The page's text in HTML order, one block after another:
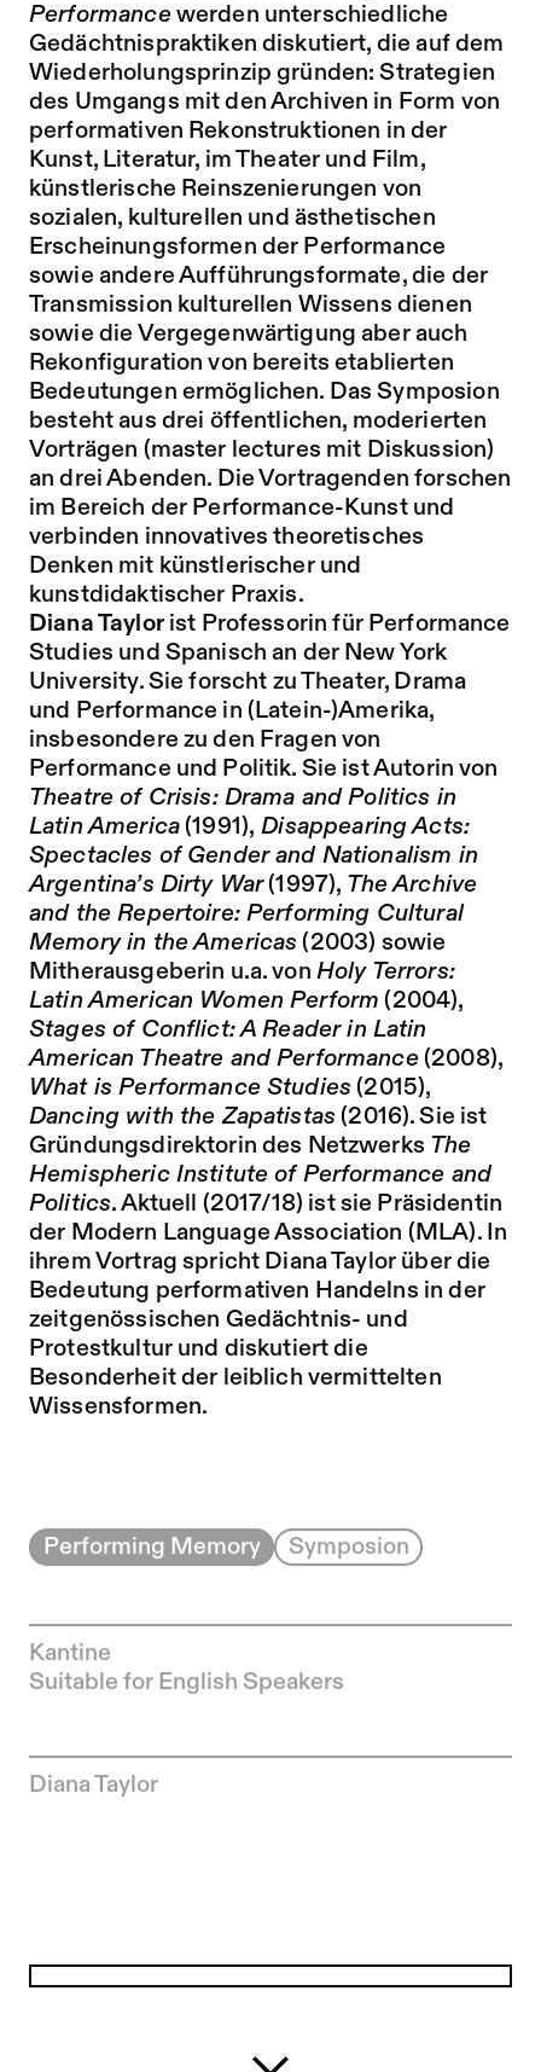
Performing Memory Symposion
Kantine
Suitable for English Speakers
Zur Künstler*in-Seite von
Diana Taylor
Performancewerden unterschiedliche
Gedächtnispraktiken diskutiert, die auf dem
Wiederholungsprinzip gründen: Strategien
des Umgangs mit den Archiven in Form von
performativen Rekonstruktionen in der
Kunst, Literatur, im Theater und Film,
künstlerische Reinszenierungen von
sozialen, kulturellen und ästhetischen
Erscheinungsformen der Performance
sowie andere Aufführungsformate, die der
Transmission kulturellen Wissens dienen
sowie die Vergegenwärtigung aber auch
Rekonfiguration von bereits etablierten
Bedeutungen ermöglichen. Das Symposion
besteht aus drei öffentlichen, moderierten
Vorträgen (master lectures mit Diskussion)
an drei Abenden. Die Vortragenden forschen
im Bereich der Performance-Kunst und
verbinden innovatives theoretisches
Denken mit künstlerischer und
kunstdidaktischer Praxis.
Diana Taylorist Professorin für Performance
Studies und Spanisch an der New York
University. Sie forscht zu Theater, Drama
und Performance in (Latein-)Amerika,
insbesondere zu den Fragen von
Performance und Politik. Sie ist Autorin von
Theatre of Crisis: Drama and Politics in
Latin America(1991), Disappearing Acts:
Spectacles of Gender and Nationalism in
Argentina’s Dirty War(1997), TheArchive
and the Repertoire: Performing Cultural
Memory in the Americas (2003) sowie
Mitherausgeberin u.a. von Holy Terrors:
Latin American Women Perform (2004),
Stages of Conflict: AReader in Latin
American Theatre and Performance(2008),
What is Performance Studies (2015),
Dancing with the Zapatistas (2016). Sie ist
Gründungsdirektorin des Netzwerks The
Hemispheric Institute of Performance and
Politics. Aktuell (2017/18) ist sie Präsidentin
der Modern Language Association (MLA). In
ihrem Vortrag spricht Diana Taylor über die
Bedeutung performativen Handelns in der
zeitgenössischen Gedächtnis- und
Protestkultur und diskutiert die
Besonderheit der leiblich vermittelten
Wissensformen.